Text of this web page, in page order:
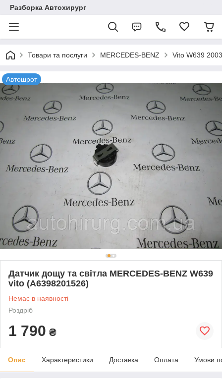
Разборка Автохирург
Товари та послуги MERCEDES-BENZ Vito W639
Автошрот
Датчик дощу та світла MERCEDES-BENZ W639
vito (A6398201526)
Немає в наявності
Роздріб
1 790 ₴
Опис Характеристики Доставка Оплата Умови